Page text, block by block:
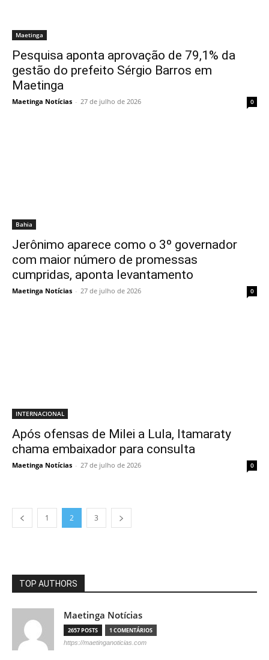
Maetinga
Pesquisa aponta aprovação de 79,1% da
gestão do prefeito Sérgio Barros em
Maetinga
Maetinga Notícias - 27 de julho de 2026 0
Bahia
Jerônimo aparece como o 3º governador
com maior número de promessas
cumpridas, aponta levantamento
Maetinga Notícias - 27 de julho de 2026 0
INTERNACIONAL
Após ofensas de Milei a Lula, Itamaraty
chama embaixador para consulta
Maetinga Notícias - 27 de julho de 2026 0
1 2 3
TOP AUTHORS
Maetinga Notícias
2657 POSTS 1 COMENTÁRIOS
https://maetinganoticias.com